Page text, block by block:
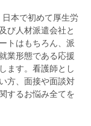
日本で初めて厚生労
び人材派遣会社と
トはもちろん、派
業形態である応援
ます。看護師とし
方、面接や面談対
するお悩み全てを